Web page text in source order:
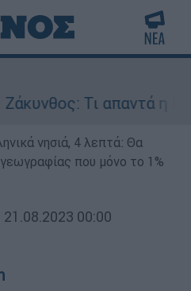
Τι απαντά η ΕΛΑΣ
νησιά, 4 λεπτά: Θα
που μόνο το 1%
21.08.2023 00:00